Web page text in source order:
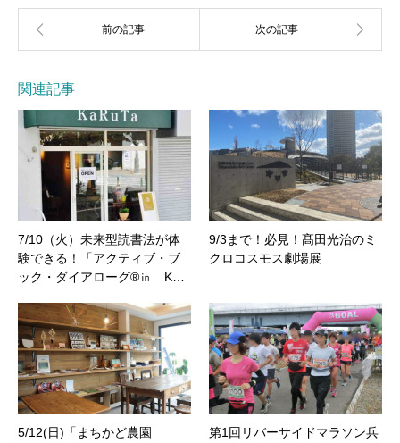
関連記事
7/10（火）未来型読書法が体
験できる！「アクティブ・ブ
ック・ダイアローグ®㏌ K…
9/3まで！必見！髙田光治のミ
クロコスモス劇場展
5/12(日)「まちかど農園 第1回リバーサイドマラソン兵